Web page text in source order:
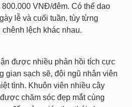
VNĐ/đêm. Có thể dao
lễ và cuối tuần, tùy từng
lệch khác nhau.
được nhiều phản hồi tích cực
gian sạch sẽ, đội ngũ nhân viên
tình. Khuôn viên nhiều cây
chăm sóc đẹp mắt cùng